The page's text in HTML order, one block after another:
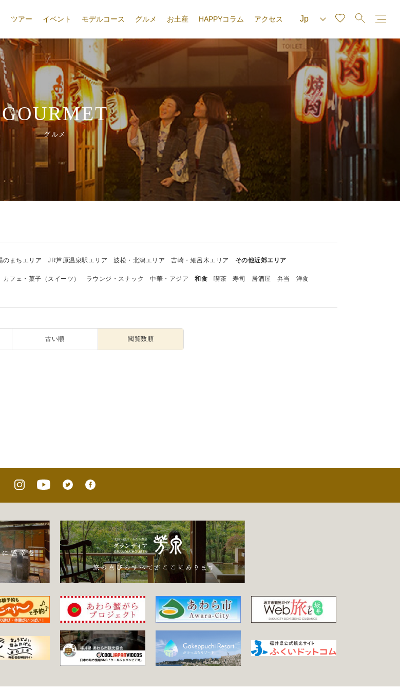
ツアー イベント モデルコース グルメ お土産 HAPPYコラム アクセス
GOURMET
グルメ
のまちエリア JR芦原温泉駅エリア 波松・北潟エリア 吉崎・細呂木エリア その他近郊エリア
カフェ・菓子（スイーツ） ラウンジ・スナック 中華・アジア 和食 喫茶 寿司 居酒屋 弁当
洋食
古い順 閲覧数順